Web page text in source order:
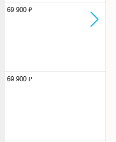
69 900 ₽
69 900 ₽